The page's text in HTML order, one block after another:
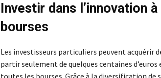
Investir dans l’innovation
bourses
Les investisseurs particuliers peuvent acquérir
partir seulement de quelques centaines